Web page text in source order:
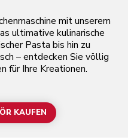
mit unserem
ultimative kulinarische
Pasta bis hin zu
– entdecken Sie völlig
für Ihre Kreationen.
KAUFEN